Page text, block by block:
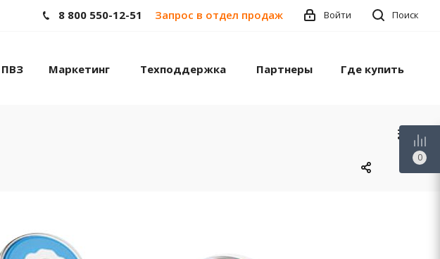
Поиск
Войти
8 800 550-12-51 Запрос в отдел продаж
ПВЗ Маркетинг Техподдержка Партнеры Где купить
0